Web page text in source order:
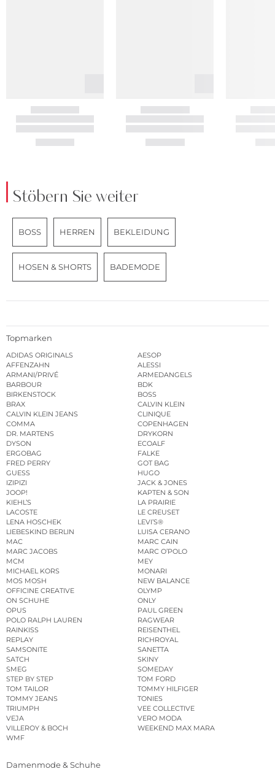
Stöbern Sie weiter
BOSS HERREN BEKLEIDUNG
HOSEN & SHORTS BADEMODE
Topmarken
ADIDAS ORIGINALS
AESOP
AFFENZAHN
ALESSI
ARMANI/PRIVÉ
ARMEDANGELS
BARBOUR
BDK
BIRKENSTOCK
BOSS
BRAX
CALVIN KLEIN
CALVIN KLEIN JEANS
CLINIQUE
COMMA
COPENHAGEN
DR. MARTENS
DRYKORN
DYSON
ECOALF
ERGOBAG
FALKE
FRED PERRY
GOT BAG
GUESS
HUGO
IZIPIZI
JACK & JONES
JOOP!
KAPTEN & SON
KIEHL’S
LA PRAIRIE
LACOSTE
LE CREUSET
LENA HOSCHEK
LEVI’S®
LIEBESKIND BERLIN
LUISA CERANO
MAC
MARC CAIN
MARC JACOBS
MARC O’POLO
MCM
MEY
MICHAEL KORS
MONARI
MOS MOSH
NEW BALANCE
OFFICINE CREATIVE
OLYMP
ON SCHUHE
ONLY
OPUS
PAUL GREEN
POLO RALPH LAUREN
RAGWEAR
RAINKISS
REISENTHEL
REPLAY
RICHROYAL
SAMSONITE
SANETTA
SATCH
SKINY
SMEG
SOMEDAY
STEP BY STEP
TOM FORD
TOM TAILOR
TOMMY HILFIGER
TOMMY JEANS
TONIES
TRIUMPH
VEE COLLECTIVE
VEJA
VERO MODA
VILLEROY & BOCH
WEEKEND MAX MARA
WMF
Damenmode & Schuhe